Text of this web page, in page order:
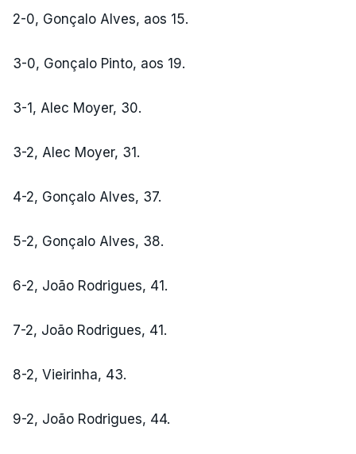
2-0, Gonçalo Alves, aos 15.
3-0, Gonçalo Pinto, aos 19.
3-1, Alec Moyer, 30.
3-2, Alec Moyer, 31.
4-2, Gonçalo Alves, 37.
5-2, Gonçalo Alves, 38.
6-2, João Rodrigues, 41.
7-2, João Rodrigues, 41.
8-2, Vieirinha, 43.
9-2, João Rodrigues, 44.